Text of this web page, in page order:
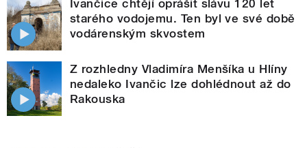
Ivančice chtějí oprášit slávu 120 let
starého vodojemu. Ten byl ve své době
vodárenským skvostem
Z rozhledny Vladimíra Menšíka u Hlíny
nedaleko Ivančic lze dohlédnout až do
Rakouska